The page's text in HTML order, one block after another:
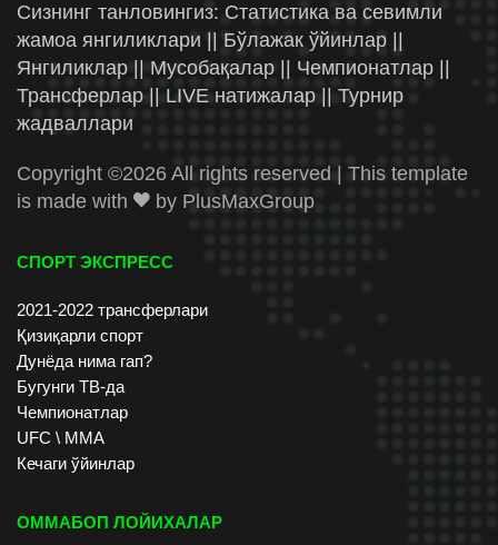
Сизнинг танловингиз: Статистика ва севимли
жамоа янгиликлари || Бўлажак ўйинлар ||
Янгиликлар || Мусобақалар || Чемпионатлар ||
Трансферлар || LIVE натижалар || Турнир
жадваллари
Copyright ©2026 All rights reserved | This template
is made with
by PlusMaxGroup
СПОРТ ЭКСПРЕСС
2021-2022 трансферлари
Қизиқарли спорт
Дунёда нима гап?
Бугунги ТВ-да
Чемпионатлар
UFC \ ММА
Кечаги ўйинлар
ОММАБОП ЛОЙИХАЛАР